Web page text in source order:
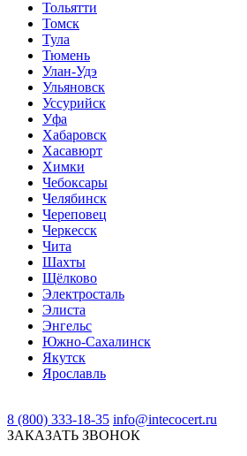
Тольятти
Томск
Тула
Тюмень
Улан-Удэ
Ульяновск
Уссурийск
Уфа
Хабаровск
Хасавюрт
Химки
Чебоксары
Челябинск
Череповец
Черкесск
Чита
Шахты
Щёлково
Электросталь
Элиста
Энгельс
Южно-Сахалинск
Якутск
Ярославль
8 (800) 333-18-35 info@intecocert.ru
ЗАКАЗАТЬ ЗВОНОК